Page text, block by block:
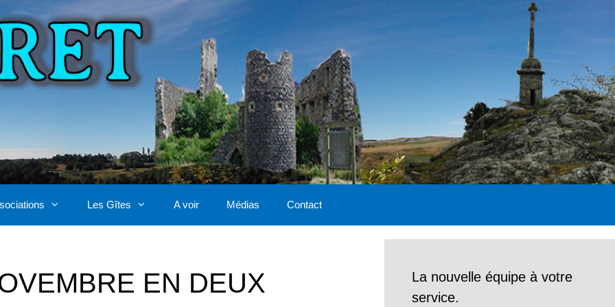
Les Gîtes A voir Médias Contact
EN DEUX
La nouvelle équipe à votre
service.